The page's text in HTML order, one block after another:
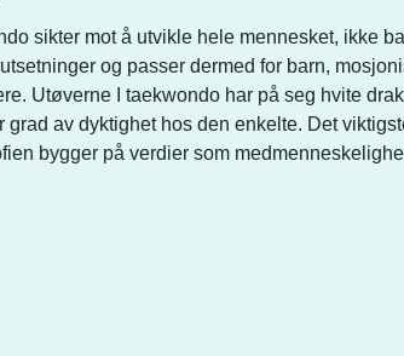
sikter mot å utvikle hele mennesket, ikke
og passer dermed for barn,
Utøverne I taekwondo har på seg hvite
grad av dyktighet hos den enkelte. Det
bygger på verdier som